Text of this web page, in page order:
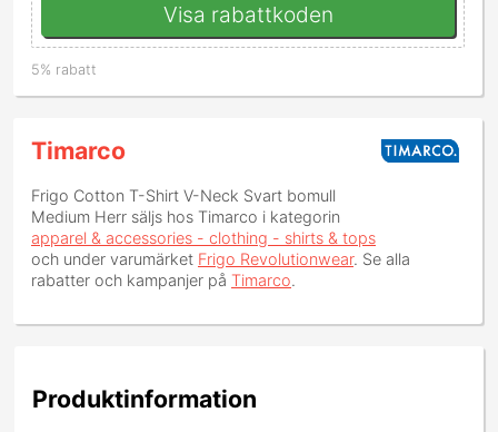
Visa rabattkoden
5% rabatt
Timarco
Frigo Cotton T-Shirt V-Neck Svart bomull
Medium Herr säljs hos Timarco i kategorin
apparel & accessories - clothing - shirts & tops
och under varumärket Frigo Revolutionwear. Se alla
rabatter och kampanjer på Timarco.
Produktinformation